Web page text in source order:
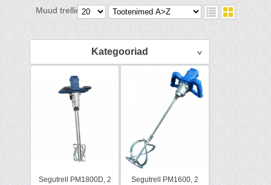
Muud trellid /
Kategooriad
Segutrell PM1800D, 2
Segutrell PM1600, 2